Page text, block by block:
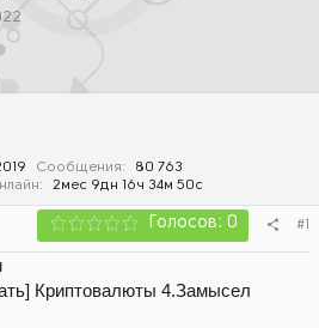
Сообщения
80 763
2мес 9дн 16ч 34м 50с
Голосов: 0 #1
Криптовалюты 4.Замысел